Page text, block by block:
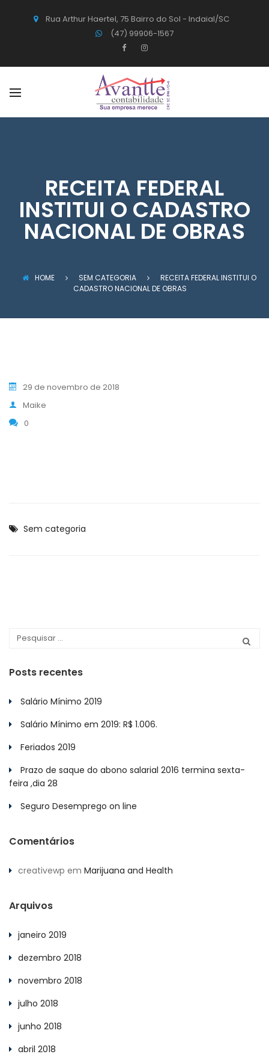
Rua Arthur Haertel, 75 Bairro do Sol - Indaial/SC
(47) 99906-1567
RECEITA FEDERAL
INSTITUI O CADASTRO
NACIONAL DE OBRAS
HOME SEM CATEGORIA
RECEITA FEDERAL INSTITUI O
CADASTRO NACIONAL DE OBRAS
29 de novembro de 2018
Maike
0
Sem categoria
Posts recentes
Salário Mínimo 2019
Salário Mínimo em 2019: R$ 1.006.
Feriados 2019
Prazo de saque do abono salarial 2016 termina sexta-
feira ,dia 28
Seguro Desemprego on line
Comentários
creativewp em Marijuana and Health
Arquivos
janeiro 2019
dezembro 2018
novembro 2018
julho 2018
junho 2018
abril 2018